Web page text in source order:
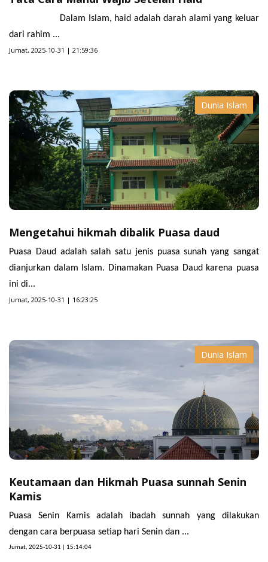
Dalam Islam, haid adalah darah alami yang keluar
dari rahim ...
Jumat, 2025-10-31 | 21:59:36
Dunia Islam
Mengetahui hikmah dibalik Puasa daud
Puasa Daud adalah salah satu jenis puasa sunah yang sangat
dianjurkan dalam Islam. Dinamakan Puasa Daud karena puasa
ini di...
Jumat, 2025-10-31 | 16:23:25
Dunia Islam
Keutamaan dan Hikmah Puasa sunnah Senin
Kamis
Puasa Senin Kamis adalah ibadah sunnah yang dilakukan
dengan cara berpuasa setiap hari Senin dan ...
Jumat, 2025-10-31 | 15:14:04